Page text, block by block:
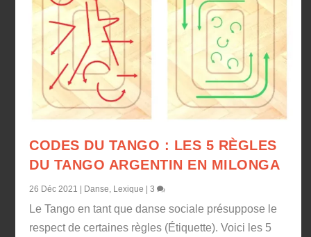
CODES DU TANGO : LES 5 RÈGLES
DU TANGO ARGENTIN EN MILONGA
26 Déc 2021 Danse, Lexique |3
Le Tango en tant que danse sociale présuppose le
respect de certaines règles (Étiquette). Voici les 5